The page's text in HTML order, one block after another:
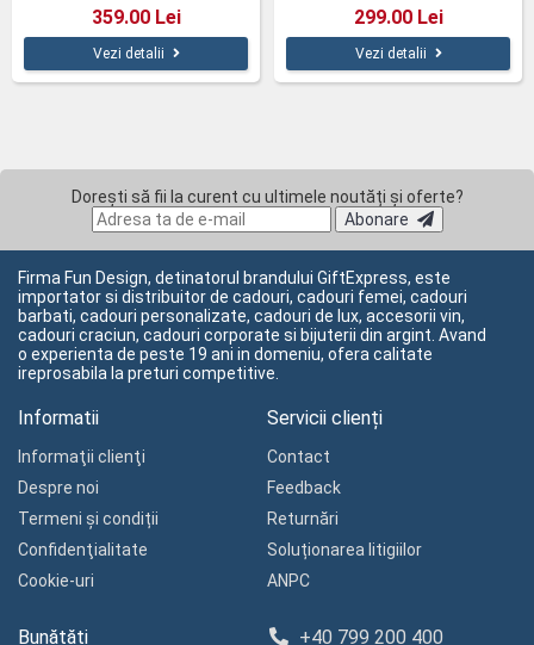
359.00 Lei
Vezi detalii
299.00 Lei
Vezi detalii
Dorești să fii la curent cu ultimele noutăți și oferte?
Abonare
Firma Fun Design, detinatorul brandului GiftExpress, este
importator si distribuitor de cadouri, cadouri femei, cadouri
barbati, cadouri personalizate, cadouri de lux, accesorii vin,
cadouri craciun, cadouri corporate si bijuterii din argint. Avand
o experienta de peste 19 ani in domeniu, ofera calitate
ireprosabila la preturi competitive.
Informatii
Informaţii clienţi
Despre noi
Termeni și condiții
Confidenţialitate
Cookie-uri
Servicii clienți
Contact
Feedback
Returnări
Soluționarea litigiilor
ANPC
Bunătăți +40 799 200 400